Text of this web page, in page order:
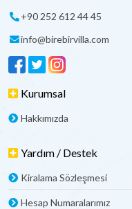
+90 252 612 44 45
info@birebirvilla.com
Kurumsal
Hakkımızda
Yardım / Destek
Kiralama Sözleşmesi
Hesap Numaralarımız